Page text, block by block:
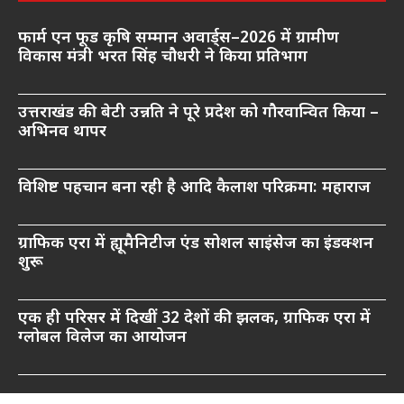
फार्म एन फूड कृषि सम्मान अवार्ड्स–2026 में ग्रामीण
विकास मंत्री भरत सिंह चौधरी ने किया प्रतिभाग
उत्तराखंड की बेटी उन्नति ने पूरे प्रदेश को गौरवान्वित किया –
अभिनव थापर
विशिष्ट पहचान बना रही है आदि कैलाश परिक्रमा: महाराज
ग्राफिक एरा में ह्यूमैनिटीज एंड सोशल साइंसेज का इंडक्शन
शुरू
एक ही परिसर में दिखीं 32 देशों की झलक, ग्राफिक एरा में
ग्लोबल विलेज का आयोजन